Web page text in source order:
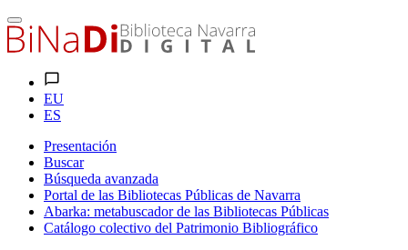
EU
ES
Presentación
Buscar
Búsqueda avanzada
Portal de las Bibliotecas Públicas de Navarra
Abarka: metabuscador de las Bibliotecas Públicas
Catálogo colectivo del Patrimonio Bibliográfico